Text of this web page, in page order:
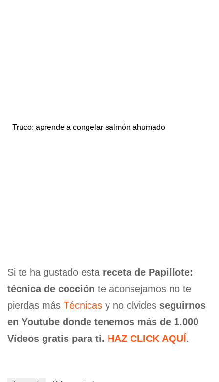
Truco: aprende a congelar salmón ahumado
Si te ha gustado esta receta de Papillote:
técnica de cocción te aconsejamos no te
pierdas más Técnicas y no olvides seguirnos
en Youtube donde tenemos más de 1.000
Vídeos gratis para ti. HAZ CLICK AQUÍ.